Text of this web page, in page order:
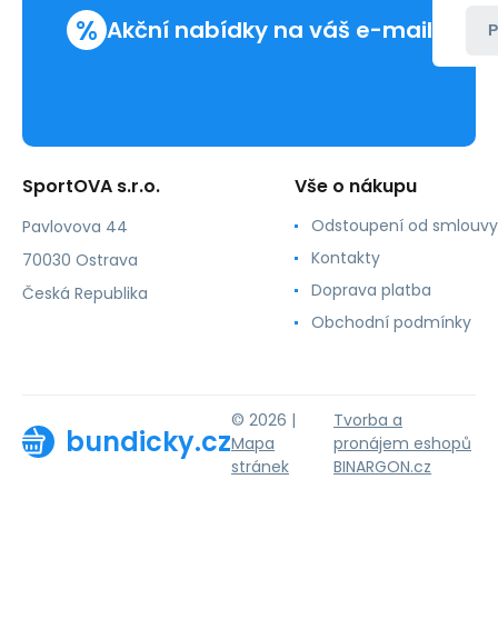
% Akční nabídky na váš e-mail
SportOVA s.r.o.
Pavlovova 44
70030 Ostrava
Česká Republika
Vše o nákupu
Odstoupení od smlouvy
Kontakty
Doprava platba
Obchodní podmínky
bundicky.cz
© 2026 |
Mapa
stránek
Tvorba a
pronájem eshopů
BINARGON.cz